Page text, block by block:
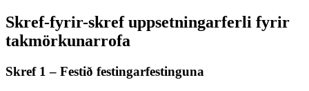
Skref-fyrir-skref uppsetningarferli fyrir
takmörkunarrofa
Skref 1 – Festið festingarfestinguna